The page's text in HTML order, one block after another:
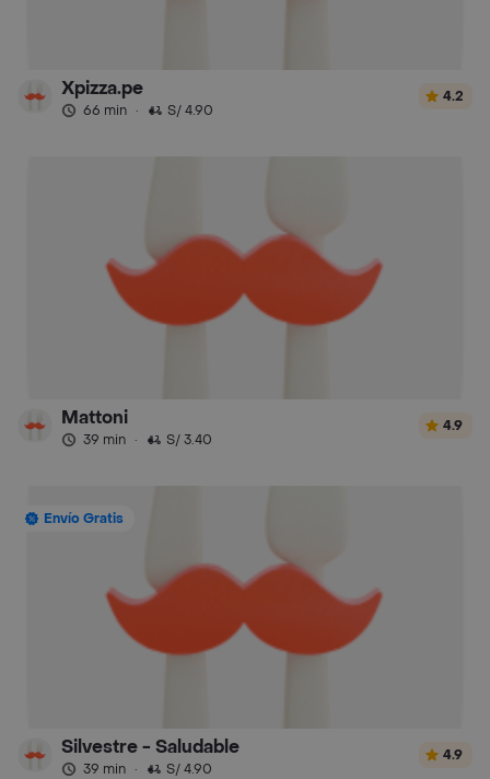
Xpizza.pe
66 min · S/ 4.90
4.2
Mattoni
39 min · S/ 3.40
4.9
Envío Gratis
Silvestre - Saludable
39 min · S/ 4.90
4.9